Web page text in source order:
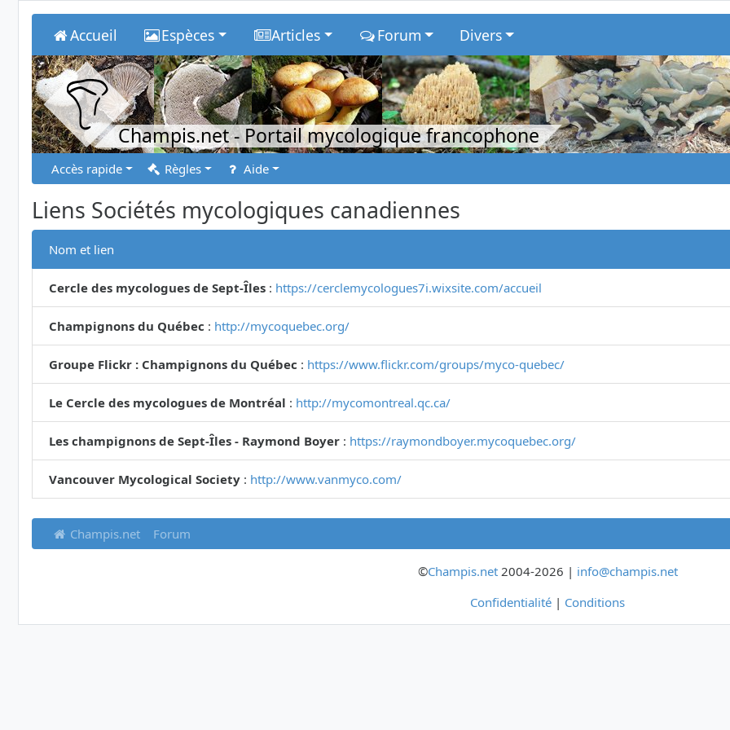
Accueil Espèces Articles Forum Divers
Champis.net- Portail mycologique francophone
Accès rapide Règles Aide
Liens Sociétés mycologiques canadiennes
Nom et lien
Cercle des mycologues de Sept-Îles : https://cerclemycologues7i.wixsite.com/accueil
Champignons du Québec : http://mycoquebec.org/
Groupe Flickr : Champignons du Québec : https://www.flickr.com/groups/myco-quebec/
Le Cercle des mycologues de Montréal : http://mycomontreal.qc.ca/
Les champignons de Sept-Îles - Raymond Boyer : https://raymondboyer.mycoquebec.org/
Vancouver Mycological Society : http://www.vanmyco.com/
Champis.net Forum
©Champis.net2004-2026 | info@champis.net
Confidentialité | Conditions